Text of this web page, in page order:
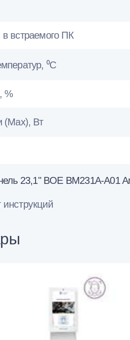
встраемого ПК
⁰С
%
(Max), Вт
23,1" BOE BM231A-A01